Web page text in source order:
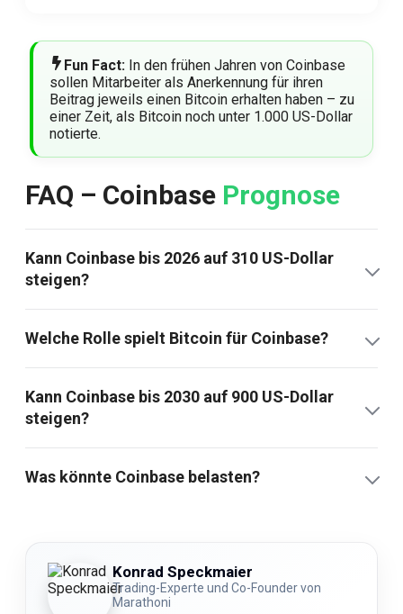
Fun Fact: In den frühen Jahren von Coinbase
sollen Mitarbeiter als Anerkennung für ihren
Beitrag jeweils einen Bitcoin erhalten haben – zu
einer Zeit, als Bitcoin noch unter 1.000 US-Dollar
notierte.
FAQ – Coinbase Prognose
Kann Coinbase bis 2026 auf 310 US-Dollar
steigen?
Welche Rolle spielt Bitcoin für Coinbase?
Kann Coinbase bis 2030 auf 900 US-Dollar
steigen?
Was könnte Coinbase belasten?
Konrad Speckmaier
Trading-Experte und Co-Founder von
Marathoni